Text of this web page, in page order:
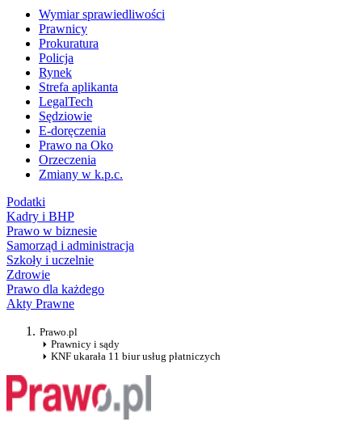
Wymiar sprawiedliwości
Prawnicy
Prokuratura
Policja
Rynek
Strefa aplikanta
LegalTech
Sędziowie
E-doręczenia
Prawo na Oko
Orzeczenia
Zmiany w k.p.c.
Podatki
Kadry i BHP
Prawo w biznesie
Samorząd i administracja
Szkoły i uczelnie
Zdrowie
Prawo dla każdego
Akty Prawne
Prawo.pl
Prawnicy i sądy
KNF ukarała 11 biur usług płatniczych